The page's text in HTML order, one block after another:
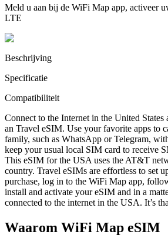
Meld u aan bij de WiFi Map app, activeer
LTE
Beschrijving
Specificatie
Compatibiliteit
Connect to the Internet in the United
an Travel eSIM. Use your favorite apps to
family, such as WhatsApp or Telegram,
keep your usual local SIM card to receive
This eSIM for the USA uses the AT&T
country. Travel eSIMs are effortless to set
purchase, log in to the WiFi Map app,
install and activate your eSIM and in a
connected to the internet in the USA. It’s
Waarom WiFi Map eSIM